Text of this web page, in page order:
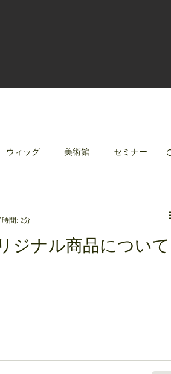
ウィッグ 美術館 セミナー
ジナル商品について
時間: 2分